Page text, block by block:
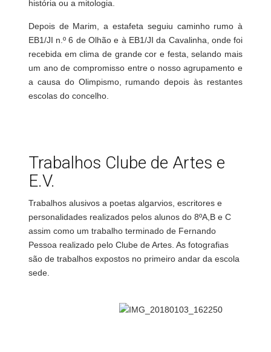
história ou a mitologia.
Depois de Marim, a estafeta seguiu caminho rumo à
EB1/JI n.º 6 de Olhão e à EB1/JI da Cavalinha, onde foi
recebida em clima de grande cor e festa, selando mais
um ano de compromisso entre o nosso agrupamento e
a causa do Olimpismo, rumando depois às restantes
escolas do concelho.
Trabalhos Clube de Artes e
E.V.
Trabalhos alusivos a poetas algarvios, escritores e
personalidades realizados pelos alunos do 8ºA,B e C
assim como um trabalho terminado de Fernando
Pessoa realizado pelo Clube de Artes. As fotografias
são de trabalhos expostos no primeiro andar da escola
sede.